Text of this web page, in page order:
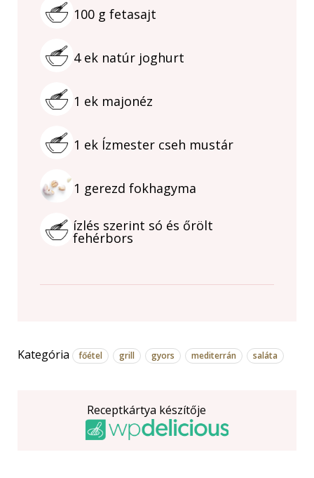
100 g fetasajt
4 ek natúr joghurt
1 ek majonéz
1 ek Ízmester cseh mustár
1 gerezd fokhagyma
ízlés szerint só és őrölt
fehérbors
Kategória főétel grill gyors mediterrán saláta
Receptkártya készítője